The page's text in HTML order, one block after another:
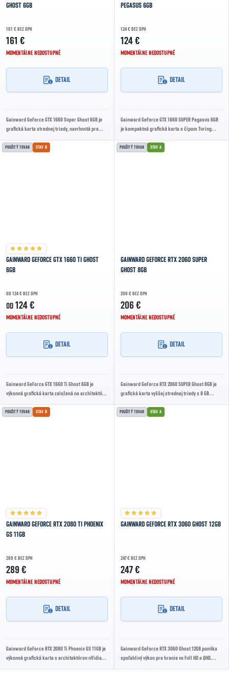
GHOST 6GB
161 € BEZ DPH
161 €
MOMENTÁLNE NEDOSTUPNÉ
DETAIL
Gainward GeForce GTX 1660 Super Ghost 6GB je
grafická karta strednej triedy, navrhnutá pre
PEGASUS 6GB
124 € BEZ DPH
124 €
MOMENTÁLNE NEDOSTUPNÉ
DETAIL
Gainward GeForce GTX 1660 SUPER Pegasus 6GB
je kompaktná grafická karta s čipom Turing
jednovetrákovým...
POUŽITÝ TOVAR STAV B
GAINWARD GEFORCE GTX 1660 TI GHOST
6GB
OD 124 € BEZ DPH
OD 124 €
MOMENTÁLNE NEDOSTUPNÉ
DETAIL
Gainward GeForce GTX 1660 Ti Ghost 6GB je
výkonná grafická karta založená na architektúre
POUŽITÝ TOVAR STAV A
GAINWARD GEFORCE RTX 2060 SUPER
GHOST 8GB
206 € BEZ DPH
206 €
MOMENTÁLNE NEDOSTUPNÉ
DETAIL
Gainward GeForce RTX 2060 SUPER Ghost 8GB je
grafická karta vyššej strednej triedy s 8 GB
NVIDIA...
POUŽITÝ TOVAR STAV B
GAINWARD GEFORCE RTX 2080 TI PHOENIX
GS 11GB
289 € BEZ DPH
289 €
MOMENTÁLNE NEDOSTUPNÉ
DETAIL
Gainward GeForce RTX 2080 Ti Phoenix GS 11GB je
výkonná grafická karta s architektúrou nVidia
POUŽITÝ TOVAR STAV A
GAINWARD GEFORCE RTX 3060 GHOST 12GB
247 € BEZ DPH
247 €
MOMENTÁLNE NEDOSTUPNÉ
DETAIL
Gainward GeForce RTX 3060 Ghost 12GB ponúka
spoľahlivý výkon pre hranie vo Full HD a QHD.